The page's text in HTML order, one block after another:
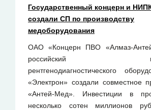
Государственный концерн и
создали СП по производству
медоборудования
ОАО «Концерн ПВО «Алмаз-
российский
рентгенодиагностического
«Электрон» создали совместное
«Антей-Мед». Инвестиции в
несколько сотен миллионов